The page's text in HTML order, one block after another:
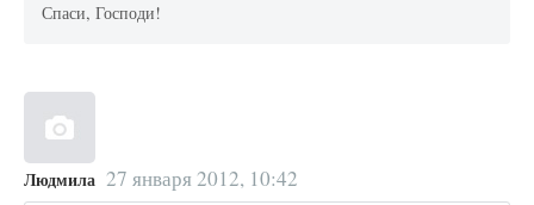
Спаси, Господи!
Людмила 27 января 2012, 10:42